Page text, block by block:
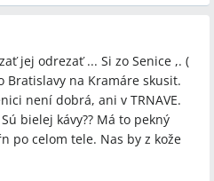
jej odrezať ... Si zo Senice ,. (
Bratislavy na Kramáre skusit.
není dobrá, ani v TRNAVE.
bielej kávy?? Má to pekný
po celom tele. Nas by z kože